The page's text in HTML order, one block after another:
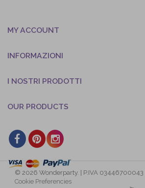
MY ACCOUNT
INFORMAZIONI
I NOSTRI PRODOTTI
OUR PRODUCTS
© 2026 Wonderparty. | P.IVA 03446700043 |
Cookie Preferencies